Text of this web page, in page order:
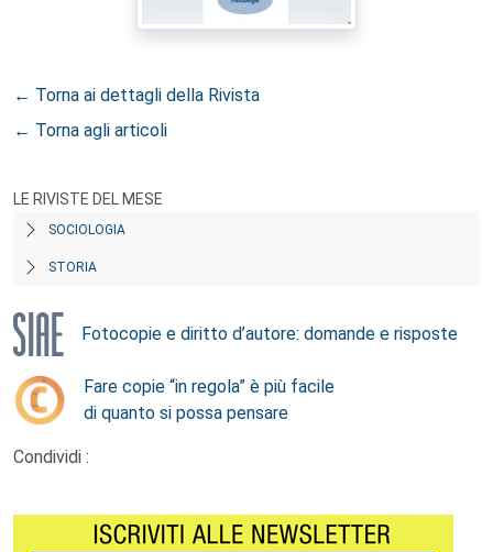
← Torna ai dettagli della Rivista
← Torna agli articoli
LE RIVISTE DEL MESE
SOCIOLOGIA
STORIA
Fotocopie e diritto d’autore: domande e risposte
Fare copie “in regola” è più facile
di quanto si possa pensare
Condividi :